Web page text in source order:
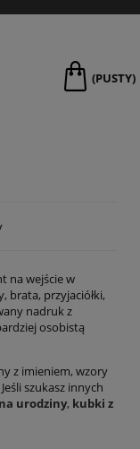
(PUSTY)
na wejście w
brata, przyjaciółki,
nadruk z
osobistą
z imieniem, wzory
szukasz innych
urodziny, kubki z